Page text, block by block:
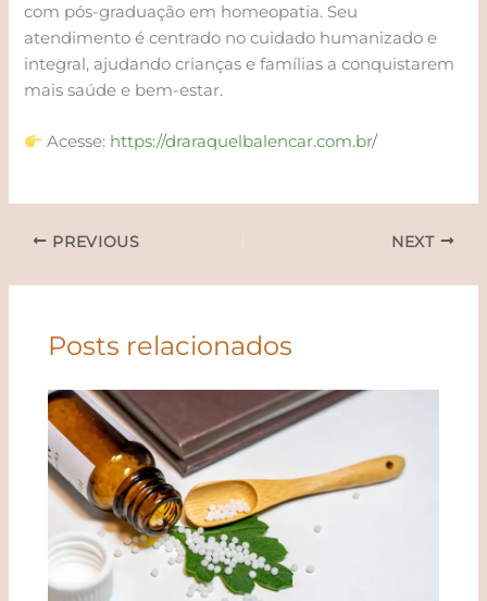
com pós-graduação em homeopatia. Seu
atendimento é centrado no cuidado humanizado e
integral, ajudando crianças e famílias a conquistarem
mais saúde e bem-estar.
Acesse: https://draraquelbalencar.com.br/
PREVIOUS NEXT
Posts relacionados